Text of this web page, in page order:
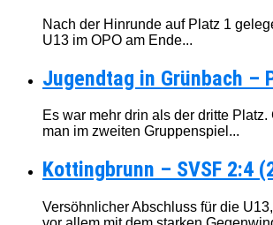
Nach der Hinrunde auf Platz 1
U13 im OPO am Ende...
Jugendtag in Grünbach –
Es war mehr drin als der dritte Platz.
man im zweiten Gruppenspiel...
Kottingbrunn – SVSF 2:4
Versöhnlicher Abschluss für die